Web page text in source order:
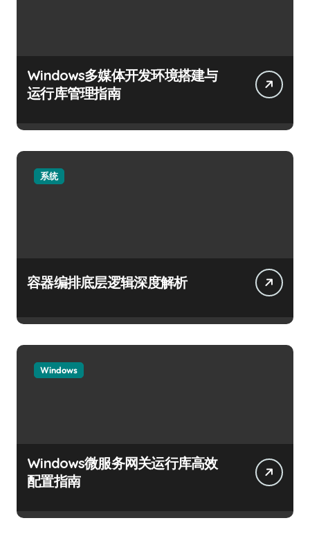
Windows多媒体开发环境搭建与
运行库管理指南
系统
容器编排底层逻辑深度解析
Windows
Windows微服务网关运行库高效
配置指南